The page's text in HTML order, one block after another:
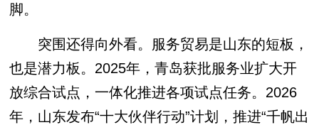
脚。
突围还得向外看。服务贸易是山东的短板，
也是潜力板。2025年，青岛获批服务业扩大开
放综合试点，一体化推进各项试点任务。2026
年，山东发布“十大伙伴行动”计划，推进“千帆出